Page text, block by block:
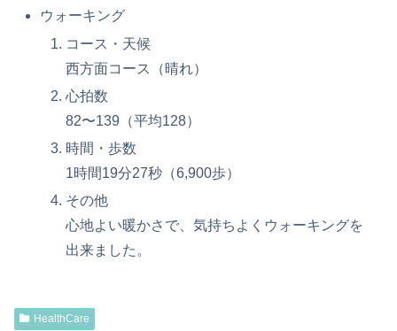
ウォーキング
コース・天候
西方面コース（晴れ）
心拍数
82〜139（平均128）
時間・歩数
1時間19分27秒（6,900歩）
その他
心地よい暖かさで、気持ちよくウォーキングを
出来ました。
HealthCare